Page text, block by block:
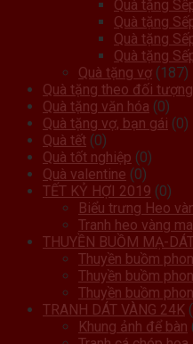
Quà tặng
Quà tặng
Quà tặng
Quà tặng
Quà tặng vợ (187)
Quà tặng theo đối tượng
Quà tặng văn hóa (0)
Quà tặng vợ, bạn gái (0)
Quà tết (0)
Quà tốt nghiệp (0)
Quà valentine (0)
TẾT KỶ HỢI 2019 (0)
Biểu trưng Heo
Tranh heo vàng
THUYỀN BUỒM MẠ-
Thuyền buồm
Thuyền buồm
Thuyền buồm
TRANH DÁT VÀNG 24K
Khung ảnh để bàn